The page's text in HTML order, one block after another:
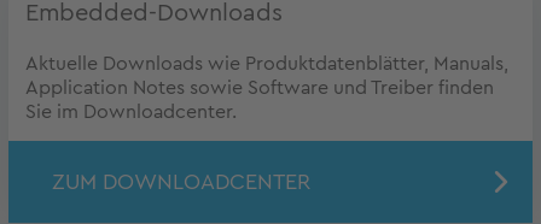
Embedded-Downloads
Aktuelle Downloads wie Produktdatenblätter, Manuals,
Application Notes sowie Software und Treiber finden
Sie im Downloadcenter.
ZUM DOWNLOADCENTER